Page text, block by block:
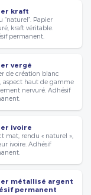
kraft
“naturel”. Papier
kraft véritable.
permanent.
vergé
de création blanc
aspect haut de gamme
nervuré. Adhésif
ivoire
mat, rendu « naturel »,
ivoire. Adhésif
métallisé argent
permanent